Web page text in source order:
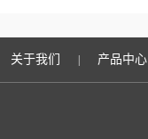
关于我们 产品中心